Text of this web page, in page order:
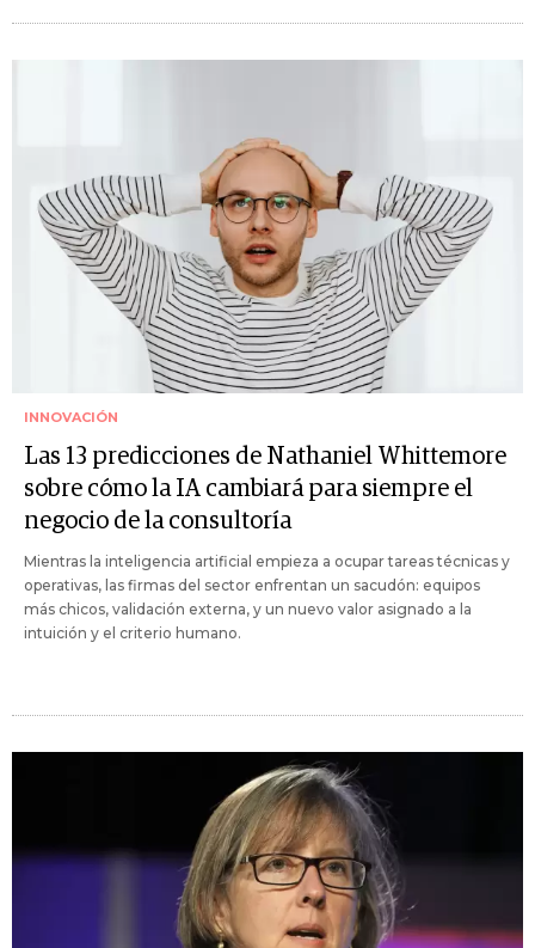
INNOVACIÓN
Las 13 predicciones de Nathaniel Whittemore
sobre cómo la IA cambiará para siempre el
negocio de la consultoría
Mientras la inteligencia artificial empieza a ocupar tareas técnicas y
operativas, las firmas del sector enfrentan un sacudón: equipos
más chicos, validación externa, y un nuevo valor asignado a la
intuición y el criterio humano.